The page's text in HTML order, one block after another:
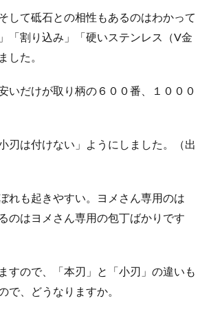
して砥石との相性もあるのはわかって
「割り込み」「硬いステンレス（V金
した。
いだけが取り柄の６００番、１０００
刃は付けない」ようにしました。（出
れも起きやすい。ヨメさん専用のは
のはヨメさん専用の包丁ばかりです
すので、「本刃」と「小刃」の違いも
、どうなりますか。